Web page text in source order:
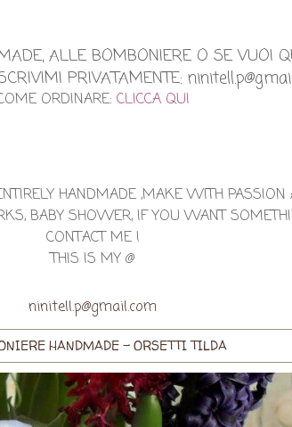
ALLE BOMBONIERE O SE VUOI
PRIVATAMENTE:
ORDINARE: CLICCA QUI
HANDMADE ,MAKE WITH PASSION
BABY SHOWER, IF YOU WANT
CONTACT ME !
THIS IS MY @
ninitell.p@gmail.com
HANDMADE - ORSETTI TILDA